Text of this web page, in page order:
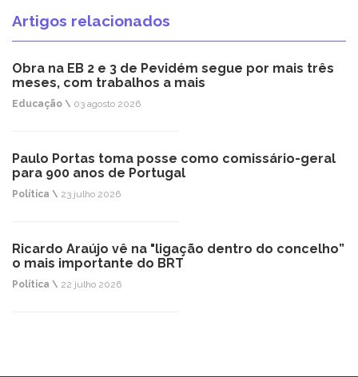
Artigos relacionados
Obra na EB 2 e 3 de Pevidém segue por mais três
meses, com trabalhos a mais
Educação \ 03 agosto 2026
Paulo Portas toma posse como comissário-geral
para 900 anos de Portugal
Política \ 23 julho 2026
Ricardo Araújo vê na "ligação dentro do concelho”
o mais importante do BRT
Política \ 22 julho 2026